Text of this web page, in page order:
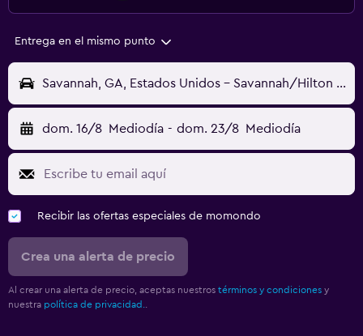
Entrega en el mismo punto
Savannah, GA, Estados Unidos - Savannah/Hilton Head (SAV)
dom. 16/8 Mediodía - dom. 23/8 Mediodía
Recibir las ofertas especiales de momondo
Crea una alerta de precio
Al crear una alerta de precio, aceptas nuestros términos y condiciones y
nuestra política de privacidad..